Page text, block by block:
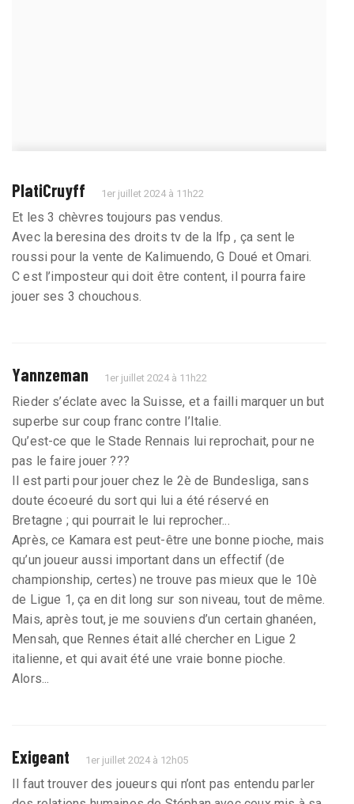
PlatiCruyff 1er juillet 2024 à 11h22
Et les 3 chèvres toujours pas vendus.
Avec la beresina des droits tv de la lfp , ça sent le
roussi pour la vente de Kalimuendo, G Doué et Omari.
C est l’imposteur qui doit être content, il pourra faire
jouer ses 3 chouchous.
Yannzeman 1er juillet 2024 à 11h22
Rieder s’éclate avec la Suisse, et a failli marquer un but
superbe sur coup franc contre l’Italie.
Qu’est-ce que le Stade Rennais lui reprochait, pour ne
pas le faire jouer ???
Il est parti pour jouer chez le 2è de Bundesliga, sans
doute écoeuré du sort qui lui a été réservé en
Bretagne ; qui pourrait le lui reprocher...
Après, ce Kamara est peut-être une bonne pioche, mais
qu’un joueur aussi important dans un effectif (de
championship, certes) ne trouve pas mieux que le 10è
de Ligue 1, ça en dit long sur son niveau, tout de même.
Mais, après tout, je me souviens d’un certain ghanéen,
Mensah, que Rennes était allé chercher en Ligue 2
italienne, et qui avait été une vraie bonne pioche.
Alors...
Exigeant 1er juillet 2024 à 12h05
Il faut trouver des joueurs qui n’ont pas entendu parler